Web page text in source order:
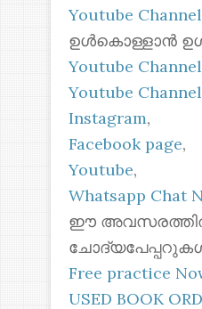
Youtube
ഉൾകൊള്ളാൻ
Youtube
Youtube
Instagram,
Facebook page,
Youtube,
Whatsapp Chat
ഈ അവസരത്തിൽ
Free practice
USED BOOK